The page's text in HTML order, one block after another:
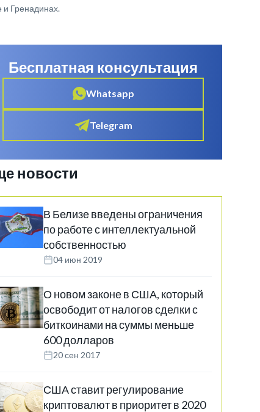
и Гренадинах.
Бесплатная консультация
Whatsapp
Telegram
новости
В Белизе введены ограничения
по работе с интеллектуальной
собственностью
04 июн 2019
О новом законе в США, который
освободит от налогов сделки с
биткоинами на суммы меньше
600 долларов
20 сен 2017
США ставит регулирование
криптовалют в приоритет в 2020